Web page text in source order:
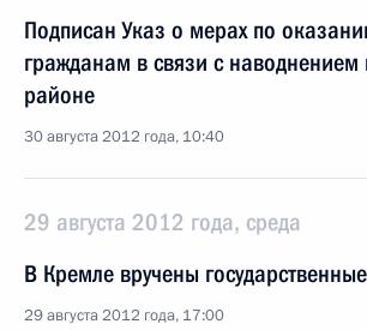
Подписан Указ о мерах по
гражданам в связи с наводнением
районе
30 августа 2012 года, 10:40
29 августа 2012 года, среда
В Кремле вручены
29 августа 2012 года, 17:00